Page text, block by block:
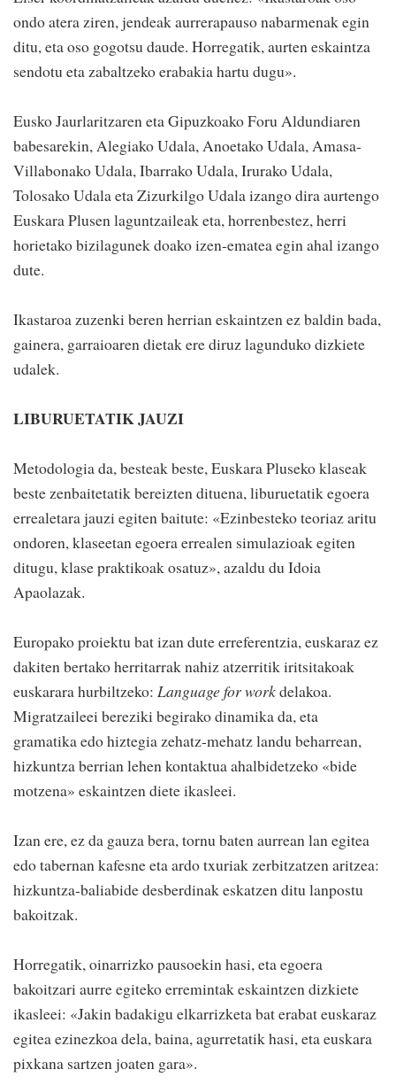
ondo atera ziren, jendeak aurrerapauso nabarmenak egin
ditu, eta oso gogotsu daude. Horregatik, aurten eskaintza
sendotu eta zabaltzeko erabakia hartu dugu».
Eusko Jaurlaritzaren eta Gipuzkoako Foru Aldundiaren
babesarekin, Alegiako Udala, Anoetako Udala, Amasa-
Villabonako Udala, Ibarrako Udala, Irurako Udala,
Tolosako Udala eta Zizurkilgo Udala izango dira aurtengo
Euskara Plusen laguntzaileak eta, horrenbestez, herri
horietako bizilagunek doako izen-ematea egin ahal izango
dute.
Ikastaroa zuzenki beren herrian eskaintzen ez baldin bada,
gainera, garraioaren dietak ere diruz lagunduko dizkiete
udalek.
LIBURUETATIK JAUZI
Metodologia da, besteak beste, Euskara Pluseko klaseak
beste zenbaitetatik bereizten dituena, liburuetatik egoera
errealetara jauzi egiten baitute: «Ezinbesteko teoriaz aritu
ondoren, klaseetan egoera errealen simulazioak egiten
ditugu, klase praktikoak osatuz», azaldu du Idoia
Apaolazak.
Europako proiektu bat izan dute erreferentzia, euskaraz ez
dakiten bertako herritarrak nahiz atzerritik iritsitakoak
euskarara hurbiltzeko: Language for workdelakoa.
Migratzaileei bereziki begirako dinamika da, eta
gramatika edo hiztegia zehatz-mehatz landu beharrean,
hizkuntza berrian lehen kontaktua ahalbidetzeko «bide
motzena» eskaintzen diete ikasleei.
Izan ere, ez da gauza bera, tornu baten aurrean lan egitea
edo tabernan kafesne eta ardo txuriak zerbitzatzen aritzea:
hizkuntza-baliabide desberdinak eskatzen ditu lanpostu
bakoitzak.
Horregatik, oinarrizko pausoekin hasi, eta egoera
bakoitzari aurre egiteko erremintak eskaintzen dizkiete
ikasleei: «Jakin badakigu elkarrizketa bat erabat euskaraz
egitea ezinezkoa dela, baina, agurretatik hasi, eta euskara
pixkana sartzen joaten gara».